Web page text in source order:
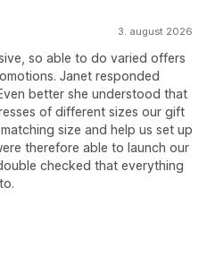
3. august 2026
so able to do varied offers
Janet responded
better she understood that
of different sizes our gift
size and help us set up
therefore able to launch our
checked that everything